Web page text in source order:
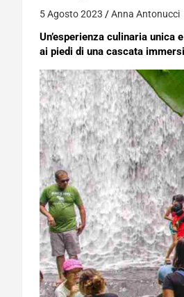
5 Agosto 2023 Anna Antonucci
Un’esperienza culinaria
ai piedi di una cascata